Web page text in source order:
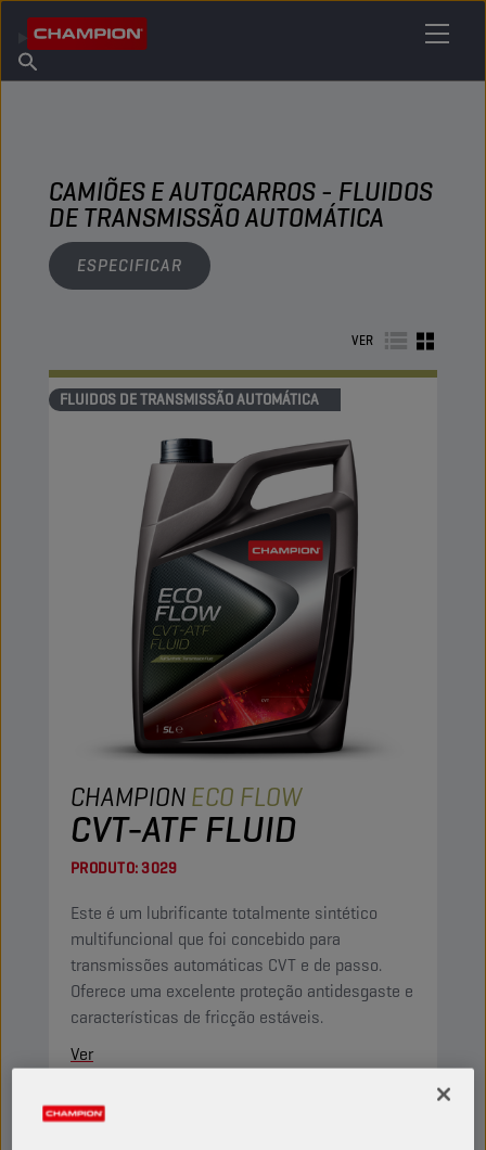
Sobre a Champion
Encontrar ponto de venda
CAMIÕES E AUTOCARROS - FLUIDOS
DE TRANSMISSÃO AUTOMÁTICA
ESPECIFICAR
VER
FLUIDOS DE TRANSMISSÃO AUTOMÁTICA
CHAMPIONECO FLOW
CVT-ATF FLUID
PRODUTO:3029
Este é um lubrificante totalmente sintético
multifuncional que foi concebido para
transmissões automáticas CVT e de passo.
Oferece uma excelente proteção antidesgaste e
características de fricção estáveis.
Ver
FLUIDOS DE TRANSMISSÃO AUTOMÁTICA